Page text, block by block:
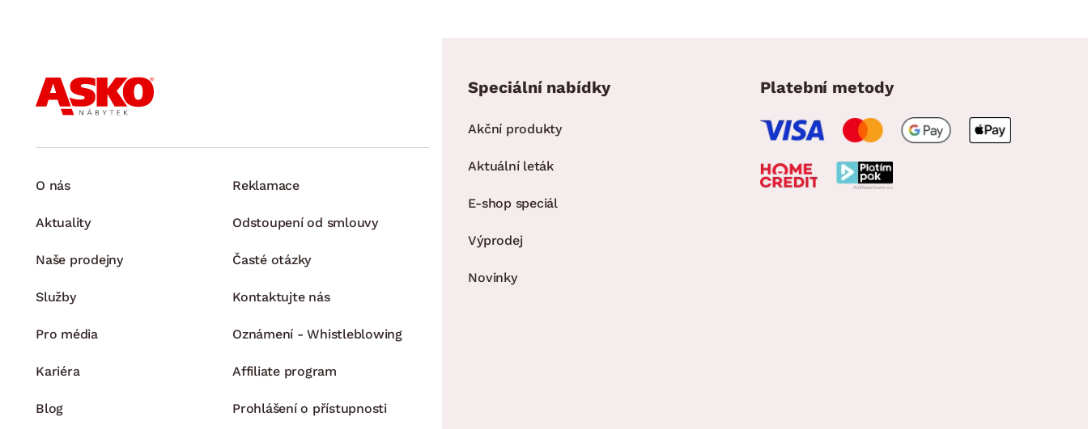
O nás
Aktuality
Naše prodejny
Služby
Pro média
Kariéra
Blog
Reklamace
Odstoupení od smlouvy
Časté otázky
Kontaktujte nás
Oznámení - Whistleblowing
Affiliate program
Prohlášení o přístupnosti
Speciální nabídky
Akční produkty
Aktuální leták
E-shop speciál
Výprodej
Novinky
Platební metody